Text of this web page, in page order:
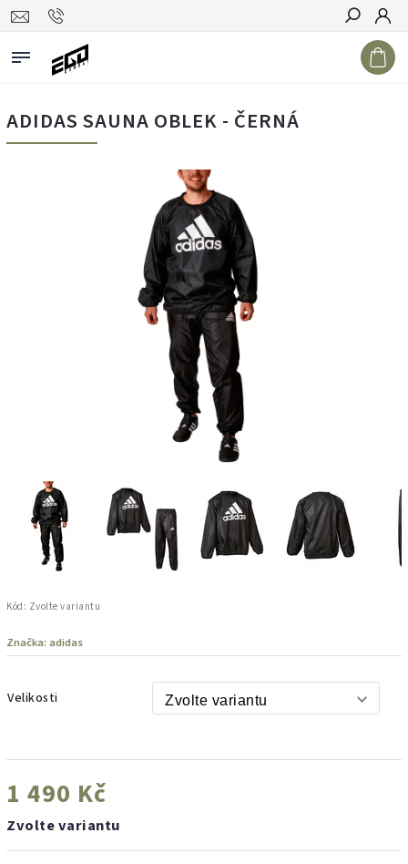
Hledat
ADIDAS SAUNA OBLEK - ČERNÁ
Kód: Zvolte variantu
Značka: adidas
Velikosti
1 490 Kč
Zvolte variantu